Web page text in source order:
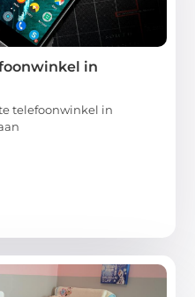
in
telefoonwinkel in